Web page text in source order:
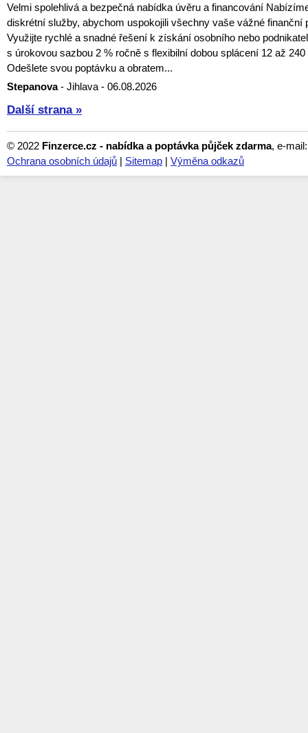
Velmi spolehlivá a bezpečná nabídka úvěru a financování
diskrétní služby, abychom uspokojili všechny vaše vážné finanční
Využijte rychlé a snadné řešení k získání osobního nebo
s úrokovou sazbou 2 % ročně s flexibilní dobou splácení 12 až
Odešlete svou poptávku a obratem...
Stepanova- Jihlava - 06.08.2026
Další strana »
© 2022 Finzerce.cz - nabídka a poptávka půjček zdarma, e-
Ochrana osobních údajů | Sitemap | Výměna odkazů